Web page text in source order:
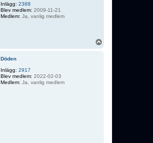
Inlägg: 2388
Blev medlem: 2009-11-21
Medlem: Ja, vanlig medlem
Döden
Inlägg: 2917
Blev medlem: 2022-02-03
Medlem: Ja, vanlig medlem